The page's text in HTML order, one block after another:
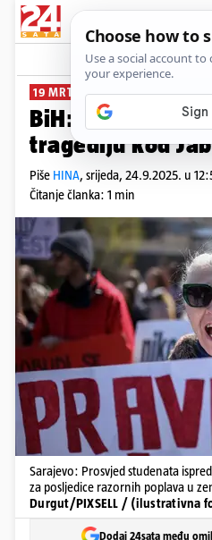
19 MRTVIH
BiH: Pri kraju
tragediju kod
Piše HINA, srijeda, 24.9.2025. u
Čitanje članka: 1 min
Sarajevo: Prosvjed studenata
za posljedice razornih poplava u
Durgut/PIXSELL / (ilustrativna
Dodaj 24sata među